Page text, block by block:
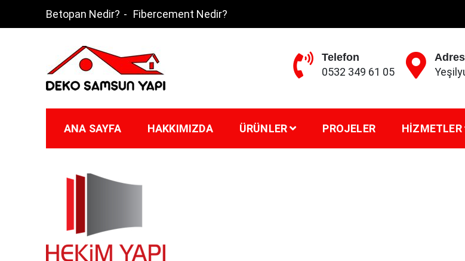
Betopan Nedir? Fibercement Nedir?
Deko Samsun
Telefon
0532 349 61 05
Adres
ANA SAYFA HAKKIMIZDA ÜRÜNLER PROJELER HIZMETLER